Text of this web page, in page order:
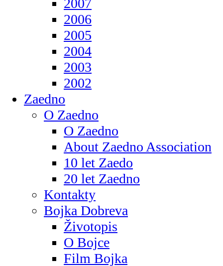
2007
2006
2005
2004
2003
2002
Zaedno
O Zaedno
O Zaedno
About Zaedno Association
10 let Zaedo
20 let Zaedno
Kontakty
Bojka Dobreva
Životopis
O Bojce
Film Bojka